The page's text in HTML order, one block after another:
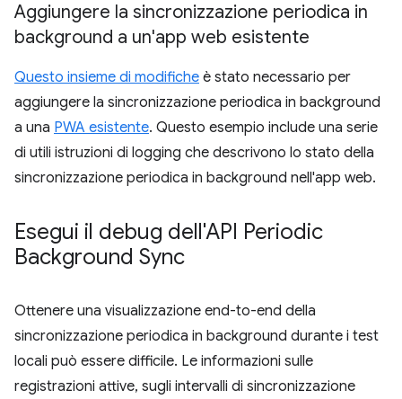
Aggiungere la sincronizzazione periodica in
background a un'app web esistente
Questo insieme di modifiche è stato necessario per
aggiungere la sincronizzazione periodica in background
a una PWA esistente. Questo esempio include una serie
di utili istruzioni di logging che descrivono lo stato della
sincronizzazione periodica in background nell'app web.
Esegui il debug dell'API Periodic
Background Sync
Ottenere una visualizzazione end-to-end della
sincronizzazione periodica in background durante i test
locali può essere difficile. Le informazioni sulle
registrazioni attive, sugli intervalli di sincronizzazione